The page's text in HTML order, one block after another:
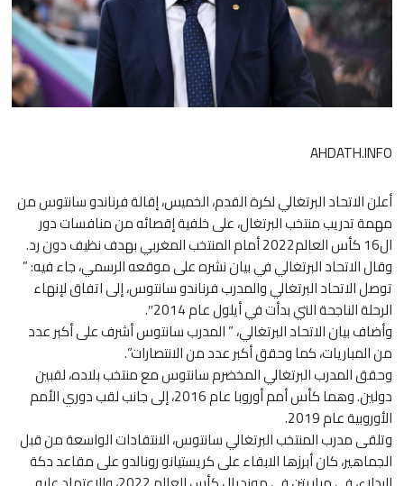
AHDATH.INFO
أعلن الاتحاد البرتغالي لكرة القدم، الخميس، إقالة فرناندو سانتوس من
مهمة تدريب منتخب البرتغال، على خلفية إقصائه من منافسات دور
ال16 كأس العالم2022 أمام المنتخب المغربي بهدف نظيف دون رد.
وقال الاتحاد البرتغالي في بيان نشره على موقعه الرسمي، جاء فيه: ”
توصل الاتحاد البرتغالي والمدرب فرناندو سانتوس، إلى اتفاق لإنهاء
الرحلة الناجحة التي بدأت في أيلول عام 2014″.
وأضاف بيان الاتحاد البرتغالي، ” المدرب سانتوس أشرف على أكبر عدد
من المباريات، كما وحقق أكبر عدد من الانتصارات”.
وحقق المدرب البرتغالي المخضرم سانتوس مع منتخب بلاده، لقبين
دولين. وهما كأس أمم أوروبا عام 2016، إلى جانب لقب دوري الأمم
الأوروبية عام 2019.
وتلقى مدرب المنتخب البرتغالي سانتوس، الانتقادات الواسعة من قبل
الجماهير، كان أبرزها الابقاء على كريستيانو رونالدو على مقاعد دكة